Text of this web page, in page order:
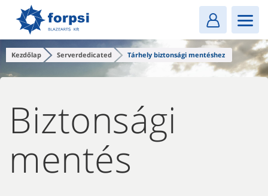
Kezdőlap Serverdedicated Tárhely biztonsági mentéshez
Biztonsági
mentés
MENU
Login